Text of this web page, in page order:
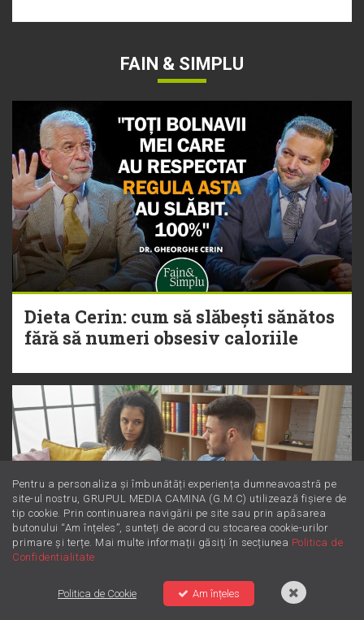
FAIN & SIMPLU
Dieta Cerin: cum să slăbești sănătos
fără să numeri obsesiv caloriile
Dincolo de supărare: Este furie sau
Pentru a personaliza și îmbunătăți experiența dumneavoastră pe
site-ul nostru, GRUPUL MEDIA CAMINA (G.M.C) utilizează fișiere de
tip cookie. Prin continuarea navigării pe site sau prin apăsarea
butonului “Am înțeles”, sunteți de acord cu stocarea cookie-urilor
primare și terțe. Mai multe informații găsiți în secțiunea Politica de
Confidentialitate
Politica de Cookie Am înțeles